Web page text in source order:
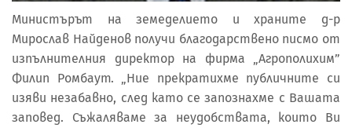
Министърът на земеделието и храните д-р
Мирослав Найденов получи благодарствено писмо от
изпълнителния директор на фирма „Агрополихим”
Филип Ромбаут. „Ние прекратихме публичните си
изяви незабавно, след като се запознахме с Вашата
заповед. Съжаляваме за неудобствата, които Ви